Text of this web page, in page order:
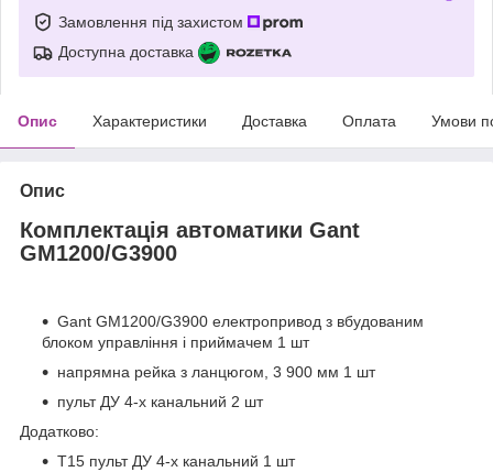
Замовлення під захистом
Доступна доставка
Опис Характеристики Доставка Оплата Умови
Опис
Комплектація автоматики Gant
GM1200/G3900
Gant GM1200/G3900 електропривод з вбудованим
блоком управління і приймачем 1 шт
напрямна рейка з ланцюгом, 3 900 мм 1 шт
пульт ДУ 4-х канальний 2 шт
Додатково:
T15 пульт ДУ 4-х канальний 1 шт